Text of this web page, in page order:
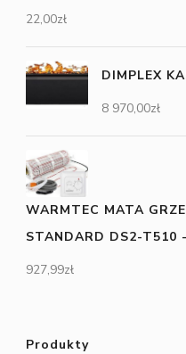
22,00zł
DIMPLEX
8 970,00zł
WARMTEC MATA
STANDARD DS2-T510
927,99zł
Produkty